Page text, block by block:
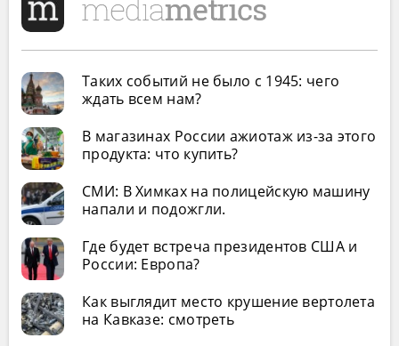
Таких событий не было с 1945: чего
ждать всем нам?
В магазинах России ажиотаж из-за этого
продукта: что купить?
СМИ: В Химках на полицейскую машину
напали и подожгли.
Где будет встреча президентов США и
России: Европа?
Как выглядит место крушение вертолета
на Кавказе: смотреть